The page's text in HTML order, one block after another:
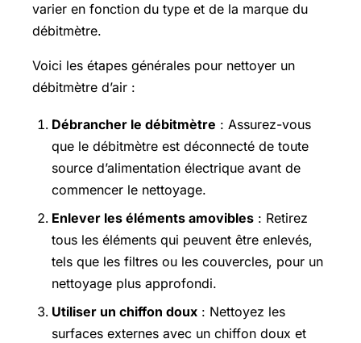
varier en fonction du type et de la marque du
débitmètre.
Voici les étapes générales pour nettoyer un
débitmètre d’air :
Débrancher le débitmètre : Assurez-vous
que le débitmètre est déconnecté de toute
source d’alimentation électrique avant de
commencer le nettoyage.
Enlever les éléments amovibles : Retirez
tous les éléments qui peuvent être enlevés,
tels que les filtres ou les couvercles, pour un
nettoyage plus approfondi.
Utiliser un chiffon doux : Nettoyez les
surfaces externes avec un chiffon doux et